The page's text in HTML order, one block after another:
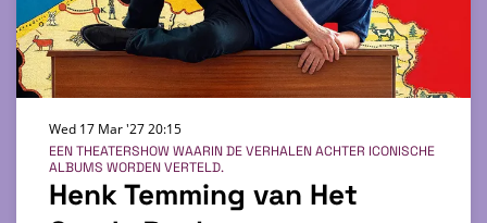
Henk Temming van Het
EEN THEATERSHOW WAARIN DE VERHALEN ACHTER ICONISCHE
ALBUMS WORDEN VERTELD.
Wed 17 Mar '2720:15